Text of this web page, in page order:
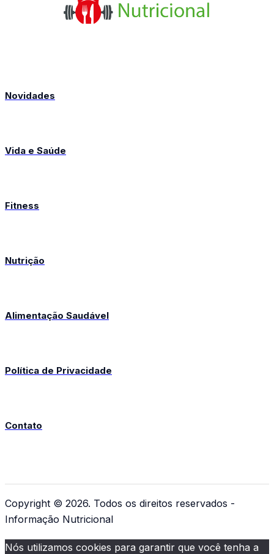
Novidades
Vida e Saúde
Fitness
Nutrição
Alimentação Saudável
Política de Privacidade
Contato
Copyright © 2026. Todos os direitos reservados -
Informação Nutricional
Nós utilizamos cookies para garantir que você tenha a